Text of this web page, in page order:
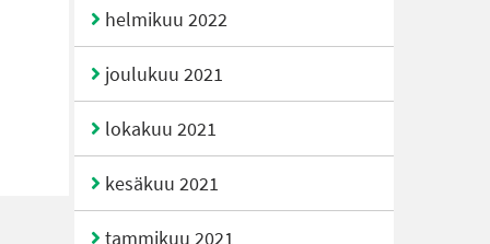
helmikuu 2022
joulukuu 2021
lokakuu 2021
kesäkuu 2021
tammikuu 2021